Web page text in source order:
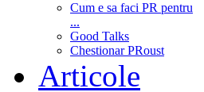
Cum e sa faci PR pentru
...
Good Talks
Chestionar PRoust
Articole